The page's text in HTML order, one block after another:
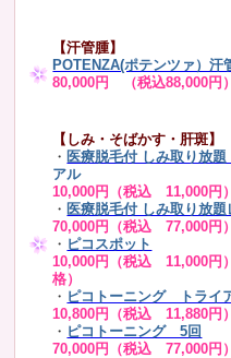
【汗管腫】
POTENZA(ポテンツァ）汗
80,000円 （税込88,000円）
【しみ・そばかす・肝斑】
・ 医療脱毛付 しみ取り放
アル
10,000円（税込 11,000円）
・ 医療脱毛付 しみ取り放
70,000円（税込 77,000円）
・ ピコスポット
10,000円（税込 11,000円
格）
・ ピコトーニング トライ
10,800円（税込 11,880円）
・ ピコトーニング 5回
70,000円（税込 77,000円）